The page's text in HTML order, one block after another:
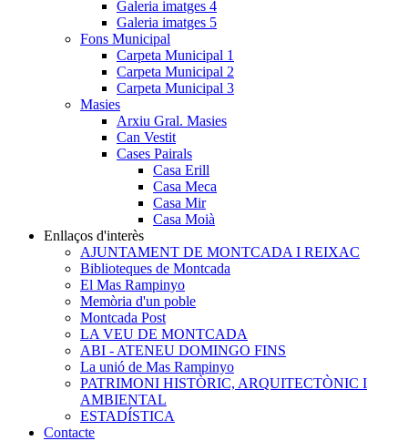
Galeria imatges 4
Galeria imatges 5
Fons Municipal
Carpeta Municipal 1
Carpeta Municipal 2
Carpeta Municipal 3
Masies
Arxiu Gral. Masies
Can Vestit
Cases Pairals
Casa Erill
Casa Meca
Casa Mir
Casa Moià
Enllaços d'interès
AJUNTAMENT DE MONTCADA I REIXAC
Biblioteques de Montcada
El Mas Rampinyo
Memòria d'un poble
Montcada Post
LA VEU DE MONTCADA
ABI - ATENEU DOMINGO FINS
La unió de Mas Rampinyo
PATRIMONI HISTÒRIC, ARQUITECTÒNIC I
AMBIENTAL
ESTADÍSTICA
Contacte